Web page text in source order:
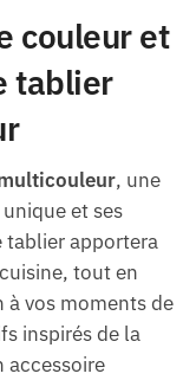
couleur et
tablier
, une
unique et ses
tablier apportera
tout en
vos moments de
inspirés de la
accessoire